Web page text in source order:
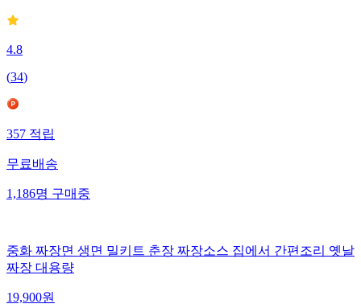
4.8
(34)
357 적립
무료배송
1,186명 구매중
중화 짜장면 생면 밀키트 춘장 짜장소스 집에서 간편조리 옛날
짜장 대용량
19,900원